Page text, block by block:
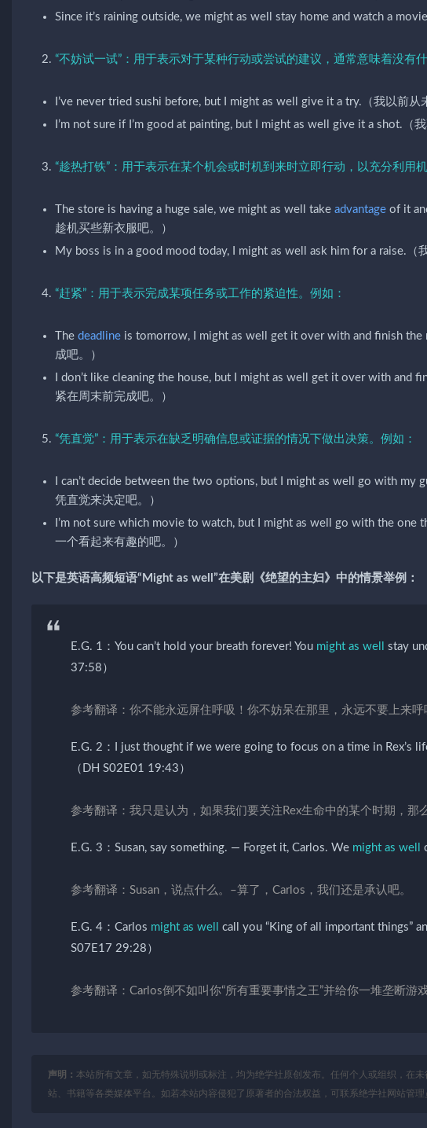
Since it’s raining outside, we might as well stay home and watch a
“不妨试一试”：用于表示对于某种行动或尝试的建议，通常意味着没有
I’ve never tried sushi before, but I might as well give it a try.（我以前从
I’m not sure if I’m good at painting, but I might as well give it a shot.（
“趁热打铁”：用于表示在某个机会或时机到来时立即行动，以充分利用
The store is having a huge sale, we might as well take advantage of it
趁机买些新衣服吧。）
My boss is in a good mood today, I might as well ask him for a raise.（
“赶紧”：用于表示完成某项任务或工作的紧迫性。例如：
The deadline is tomorrow, I might as well get it over with and finish
成吧。）
I don’t like cleaning the house, but I might as well get it over with
紧在周末前完成吧。）
“凭直觉”：用于表示在缺乏明确信息或证据的情况下做出决策。例如：
I can’t decide between the two options, but I might as well go with
凭直觉来决定吧。）
I’m not sure which movie to watch, but I might as well go with the
一个看起来有趣的吧。）
以下是英语高频短语“Might as well”在美剧《绝望的主妇》中的情景举例：
E.G. 1：You can’t hold your breath forever! You might as well
stay
37:58）
参考翻译：你不能永远屏住呼吸！你不妨呆在那里，永远不要上来呼
E.G. 2：I just thought if we were going to focus on a time in Rex’s
（DH S02E01 19:43）
参考翻译：我只是认为，如果我们要关注Rex生命中的某个时期，那
E.G. 3：Susan, say something. — Forget it, Carlos. We might as well
参考翻译：Susan，说点什么。–算了，Carlos，我们还是承认吧。
E.G. 4：Carlos might as well
call you “King of all important things”
S07E17 29:28）
参考翻译：Carlos倒不如叫你“所有重要事情之王”并给你一堆垄断游
声明： 本站所有文章，如无特殊说明或标注，均为绝学社原创发布。任何个人或组织，在
站、书籍等各类媒体平台。如若本站内容侵犯了原著者的合法权益，可联系绝学社网站管理